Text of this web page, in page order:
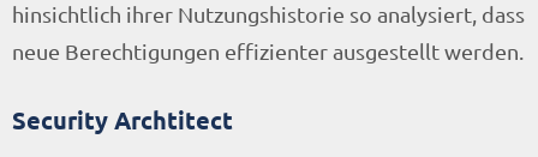
hinsichtlich ihrer Nutzungshistorie so analysiert, dass
neue Berechtigungen effizienter ausgestellt werden.
Security Archtitect